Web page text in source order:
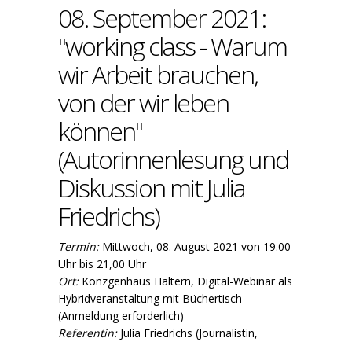
08. September 2021:
"working class - Warum
wir Arbeit brauchen,
von der wir leben
können"
(Autorinnenlesung und
Diskussion mit Julia
Friedrichs)
Termin:Mittwoch, 08. August 2021 von 19.00
Uhr bis 21,00 Uhr
Ort:Könzgenhaus Haltern, Digital-Webinar als
Hybridveranstaltung mit Büchertisch
(Anmeldung erforderlich)
Referentin:Julia Friedrichs (Journalistin,